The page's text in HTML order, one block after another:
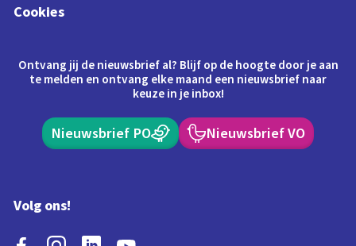
Cookies
Ontvang jij de nieuwsbrief al? Blijf op de hoogte door je aan
te melden en ontvang elke maand een nieuwsbrief naar
keuze in je inbox!
Nieuwsbrief PO Nieuwsbrief VO
Volg ons!